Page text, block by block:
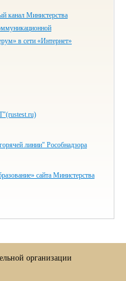
канал Министерства
в сети «Интернет»
линии" Рособнадзора
сайта Министерства
организации